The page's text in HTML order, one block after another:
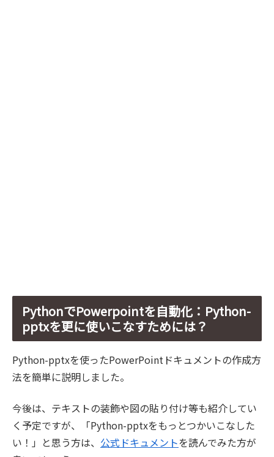
PythonでPowerpointを自動化：Python-
pptxを更に使いこなすためには？
Python-pptxを使ったPowerPointドキュメントの作成方
法を簡単に説明しました。
今後は、テキストの装飾や図の貼り付け等も紹介してい
く予定ですが、「Python-pptxをもっとつかいこなした
い！」と思う方は、 公式ドキュメントを読んでみた方が